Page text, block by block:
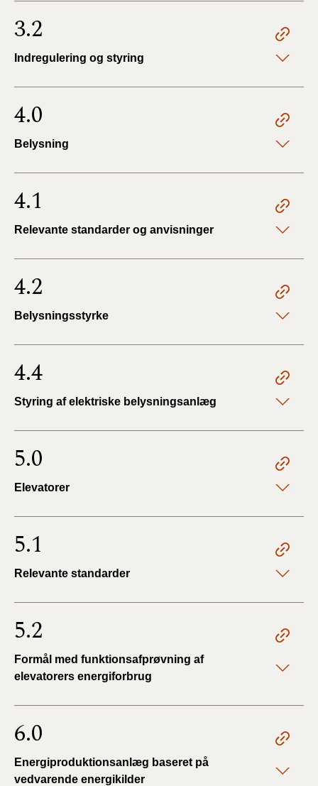
3.2
Indregulering og styring
4.0
Belysning
4.1
Relevante standarder og anvisninger
4.2
Belysningsstyrke
4.4
Styring af elektriske belysningsanlæg
5.0
Elevatorer
5.1
Relevante standarder
5.2
Formål med funktionsafprøvning af
elevatorers energiforbrug
6.0
Energiproduktionsanlæg baseret på
vedvarende energikilder